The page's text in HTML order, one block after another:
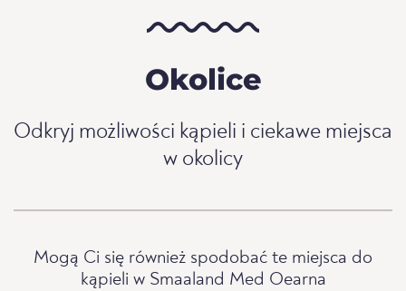
Okolice
Odkryj możliwości kąpieli i ciekawe miejsca
w okolicy
Mogą Ci się również spodobać te miejsca do
kąpieli w Smaaland Med Oearna